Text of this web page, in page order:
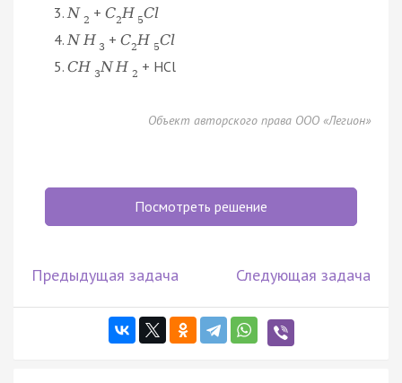
N 2 + C2H 5Cl
N H 3 +C2H 5Cl
CH 3N H 2 + HCl
Объект авторского права ООО «Легион»
Посмотреть решение
Предыдущая задача Следующая задача